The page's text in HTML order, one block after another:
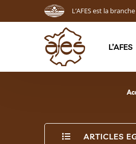
L’AFES est la
L’AFES
ARTICLES